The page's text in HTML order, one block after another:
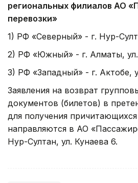
региональных филиалов АО
перевозки»
1) РФ «Северный» - г. Нур-
2) РФ «Южный» - г. Алматы, ул.
3) РФ «Западный» - г. Актобе,
Заявления на возврат
документов (билетов) в
для получения
направляются в АО
Нур-Султан, ул. Кунаева 6.